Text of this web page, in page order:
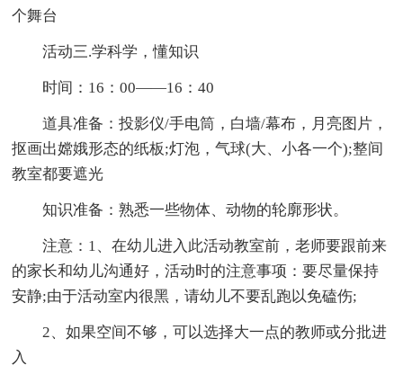
个舞台
活动三.学科学，懂知识
时间：16：00——16：40
道具准备：投影仪/手电筒，白墙/幕布，月亮图片，
抠画出嫦娥形态的纸板;灯泡，气球(大、小各一个);整间
教室都要遮光
知识准备：熟悉一些物体、动物的轮廓形状。
注意：1、在幼儿进入此活动教室前，老师要跟前来
的家长和幼儿沟通好，活动时的注意事项：要尽量保持
安静;由于活动室内很黑，请幼儿不要乱跑以免磕伤;
2、如果空间不够，可以选择大一点的教师或分批进
入